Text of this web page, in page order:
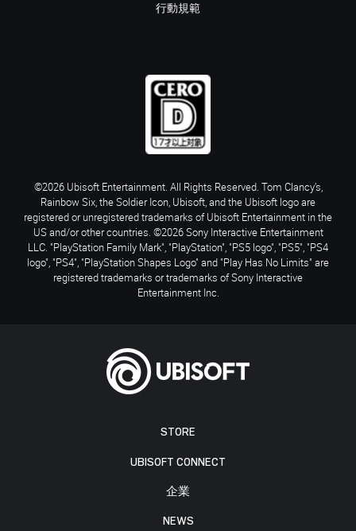
STORE
UBISOFT CONNECT
企業
NEWS
行動規範
©2026 Ubisoft Entertainment. All Rights Reserved. Tom Clancy’s,
Rainbow Six, the Soldier Icon, Ubisoft, and the Ubisoft logo are
registered or unregistered trademarks of Ubisoft Entertainment in the
US and/or other countries. ©2026 Sony Interactive Entertainment
LLC. "PlayStation Family Mark", "PlayStation", "PS5 logo", "PS5", "PS4
logo", "PS4", "PlayStation Shapes Logo" and "Play Has No Limits" are
registered trademarks or trademarks of Sony Interactive
Entertainment Inc.